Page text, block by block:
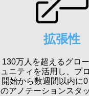
拡張性
130万人を超えるグロ
ュニティを活用し、プ
開始から数週間以内に
のアノテーションスタ